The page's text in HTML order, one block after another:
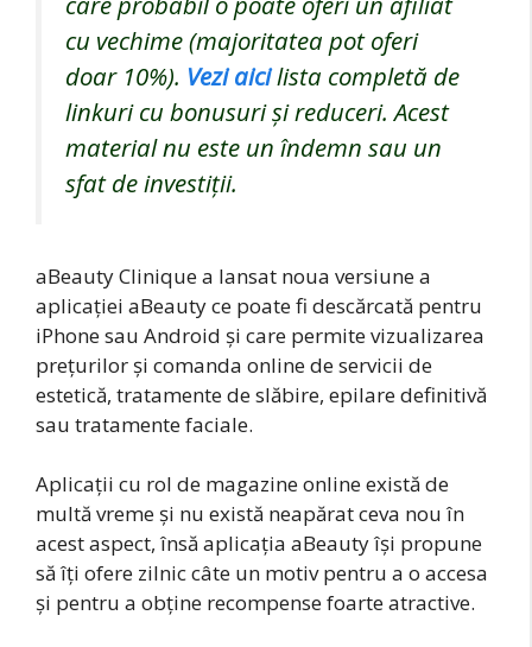
cu vechime (majoritatea pot oferi
doar 10%). Vezi aicilista completă de
linkuri cu bonusuri și reduceri. Acest
material nu este un îndemn sau un
sfat de investiții.
aBeauty Clinique a lansat noua versiune a
aplicației aBeauty ce poate fi descărcată pentru
iPhone sau Android și care permite vizualizarea
prețurilor și comanda online de servicii de
estetică, tratamente de slăbire, epilare definitivă
sau tratamente faciale.
Aplicații cu rol de magazine online există de
multă vreme și nu există neapărat ceva nou în
acest aspect, însă aplicația aBeauty își propune
să îți ofere zilnic câte un motiv pentru a o accesa
și pentru a obține recompense foarte atractive.